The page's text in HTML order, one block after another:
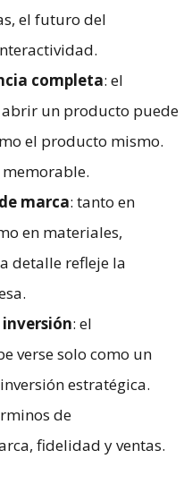
el futuro del
completa: el
un producto puede
el producto mismo.
memorable.
marca: tanto en
en materiales,
detalle refleje la
: el
verse solo como un
estratégica.
de
fidelidad y ventas.